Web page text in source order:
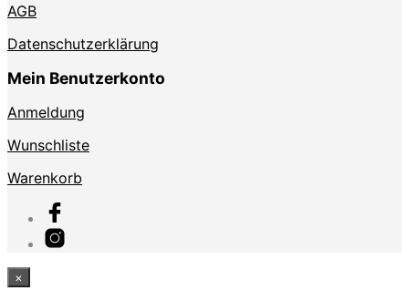
AGB
Datenschutzerklärung
Mein Benutzerkonto
Anmeldung
Wunschliste
Warenkorb
×